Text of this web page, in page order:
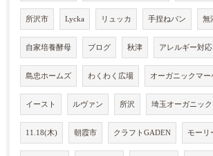
所沢市 Lycka リュッカ 手捏ねパン 無
自家培養酵母 ブログ 秋津 アレルギー対応
島忠ホームズ わくわく広場 オーガニックマー
イースト ルヴァン 所沢 埼玉オーガニッ
11.18(木) 朝霞市 クラフトGADEN モーリ